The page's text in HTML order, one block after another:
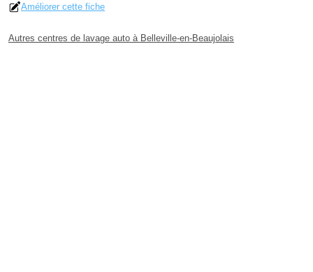
Améliorer cette fiche
Autres centres de lavage auto à Belleville-en-Beaujolais